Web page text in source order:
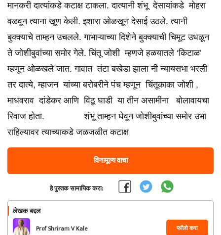
मानकरी दात्यांकडे कटाक्ष टाकला. दात्यानी शंभू देसायांकडे मोहरा
वळवून त्याना खूण केली. इशारा ओळखून देसाई उठले. त्यानी
बुक्क्याचे ताम्हन उचलले. गाभाऱ्याच्या दिशेने बुक्क्याची चिमूट उधळून
ते जोशीबुवांच्या समोर गेले. चिंतू जोशी म्हणजे हळयातले ‘किटाळ’
म्हणून ओळखले जात. गावात तंटा बखेडा झाला नी न्यायसभा भरली
तर दात्ये, म्हाजन यांच्या बरोबरीने पंच म्हणून चिंतूकाका जोशी ,
माधवराव दांडेकर आणि विठू घाडी या तीन असामीना बोलावायचा
रिवाज होता. शंभू ताम्हन घेवून जोशीबुवांच्या समोर उभा
राहिल्यावर त्याच्याकडे जळजळीत कटाक्ष
विनामूल्य वाचा
हे पुस्तक सामायिक करा:
लेखक बद्दल
Prof Shriram V Kale फॉलो करा